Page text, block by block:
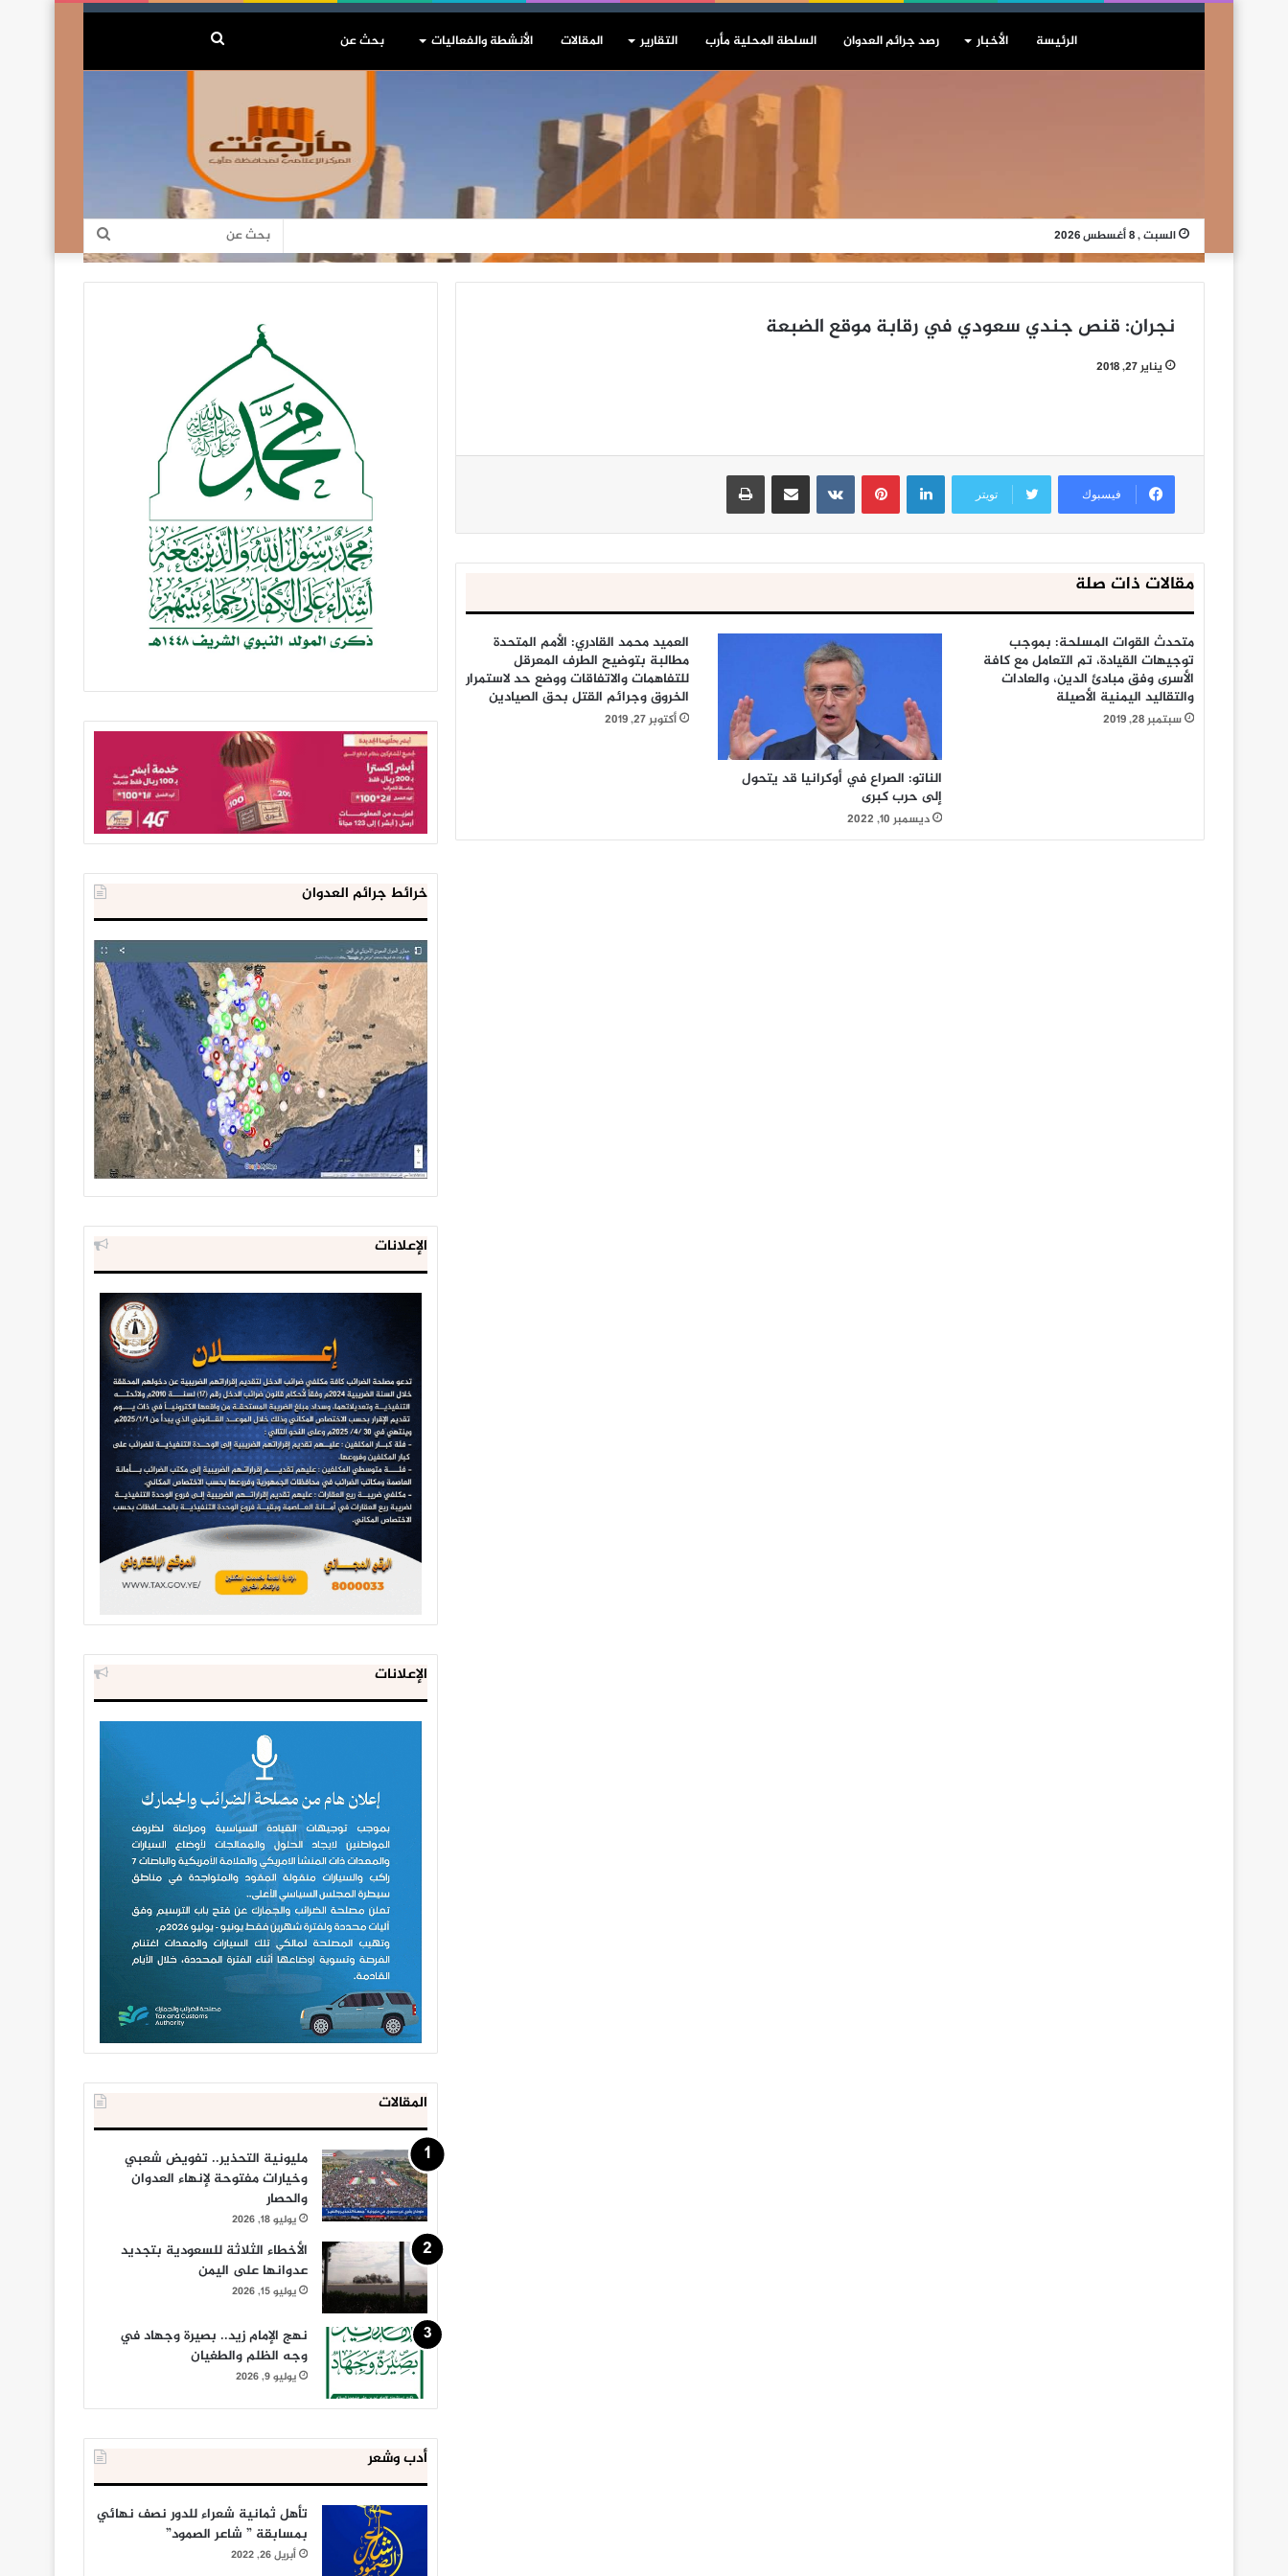
الرئيسة الأخبار رصد جرائم العدوان السلطة المحلية مأرب التقارير المقالات الأنشطة والفعاليات بحث
السبت , 8 أغسطس 2026
بحث
عن
نجران: قنص جندي سعودي في رقابة موقع الضبعة
يناير 27, 2018
فيسبوك تويتر
لينكدإنبينتيريست مشاركة عبر البريد طباعة
مقالات ذات صلة
متحدث القوات المسلحة: بموجب
توجيهات القيادة، تم التعامل مع كافة
الأسرى وفق مبادئ الدين، والعادات
والتقاليد اليمنية الأصيلة
سبتمبر 28, 2019
الناتو: الصراع في أوكرانيا قد يتحول
إلى حرب كبرى
ديسمبر 10, 2022
العميد محمد القادري: الأمم المتحدة
مطالبة بتوضيح الطرف المعرقل
للتفاهمات والاتفاقات ووضع حد لاستمرار
الخروق وجرائم القتل بحق الصيادين
أكتوبر 27, 2019
خرائط جرائم العدوان
الإعلانات
الإعلانات
المقالات
مليونية التحذير.. تفويض شعبي
وخيارات مفتوحة لإنهاء العدوان
والحصار
يوليو 18, 2026
الأخطاء الثلاثة للسعودية بتجديد
عدوانها على اليمن
يوليو 15, 2026
نهج الإمام زيد.. بصيرة وجهاد في
وجه الظلم والطغيان
يوليو 9, 2026
أدب وشعر
تأهل ثمانية شعراء للدور نصف نهائي
بمسابقة ” شاعر الصمود”
أبريل 26, 2022